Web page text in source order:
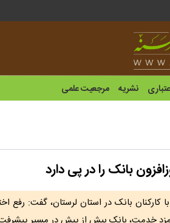
نشریه مرجعیت علمی
بانک را در پی دارد
بانک در استان لرستان، گفت: رفع